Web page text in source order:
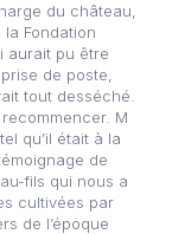
du château,
Fondation
aurait pu être
de poste,
tout desséché.
M
qu’il était à la
de
fils qui nous a
cultivées par
de l’époque